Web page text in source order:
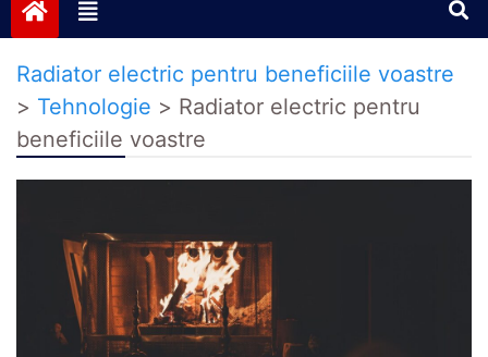
Radiator electric pentru beneficiile voastre
> Tehnologie > Radiator electric pentru
beneficiile voastre